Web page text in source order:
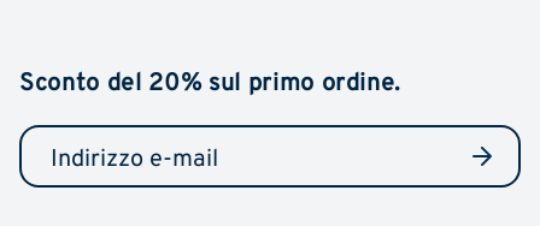
Sconto del 20% sul primo ordine.